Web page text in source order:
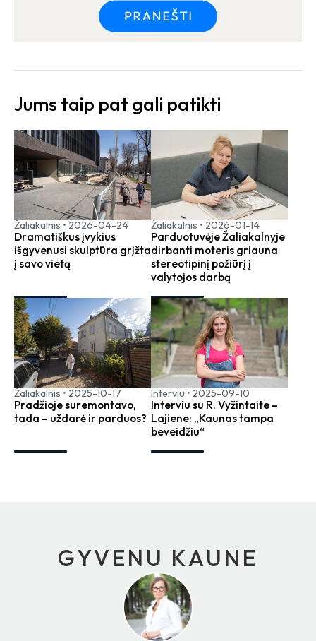
Jums taip pat gali patikti
Žaliakalnis • 2026-04-24
Dramatiškus įvykius
išgyvenusi skulptūra grįžta
į savo vietą
Žaliakalnis • 2026-01-14
Parduotuvėje Žaliakalnyje
dirbanti moteris griauna
stereotipinį požiūrį į
valytojos darbą
Žaliakalnis • 2025-10-17
Pradžioje suremontavo,
tada – uždarė ir parduos?
Interviu • 2025-09-10
Interviu su R. Vyžintaite –
Lajiene: „Kaunas tampa
beveidžiu“
GYVENU KAUNE